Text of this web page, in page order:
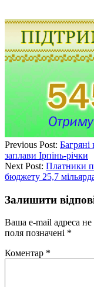
Previous Post: Багряні
заплави Ірпінь-річки
Next Post: Платники
бюджету 25,7
Залишити
Ваша e-mail адреса
поля позначені *
Коментар *